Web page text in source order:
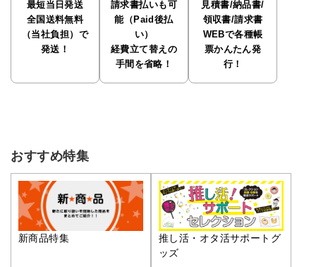
最短当日発送
全国送料無料
（当社負担）で
発送！
請求書払いも可
能（Paid後払
い）
経費立て替えの
手間を省略！
見積書/納品書/
領収書/請求書
WEBで各種帳
票かんたん発
行！
おすすめ特集
新商品特集
推し活・オタ活サポートグ
ッズ